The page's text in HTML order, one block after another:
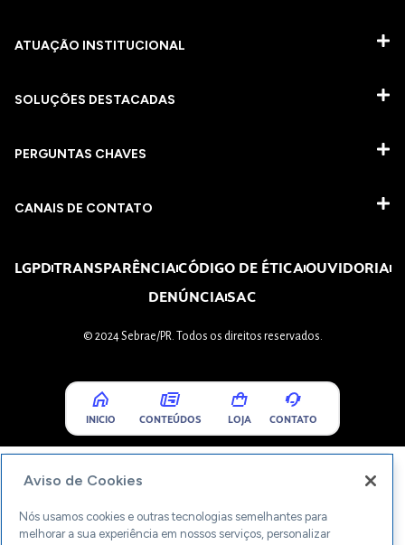
ATUAÇÃO INSTITUCIONAL
SOLUÇÕES DESTACADAS
PERGUNTAS CHAVES​
CANAIS DE CONTATO
LGPDTRANSPARÊNCIACÓDIGO DE ÉTICAOUVIDORIA
DENÚNCIASAC
© 2024 Sebrae/PR. Todos os direitos reservados.
INICIO CONTEÚDOS LOJA CONTATO
Aviso de Cookies
Nós usamos cookies e outras tecnologias semelhantes para
melhorar a sua experiência em nossos serviços, personalizar